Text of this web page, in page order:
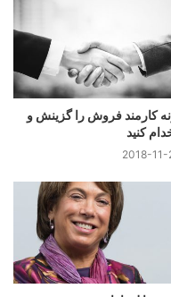
شرایط شما بدون اینکه به
برایشان کار می‌کنید و
ارائه این خدمات باید از
های مختلفی را در خود
به شما کمک کند.
کارمند فروش را گزینش و
کنید
2018-11-